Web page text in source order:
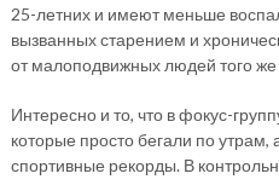
25-летних и имеют меньше
вызванных старением и
от малоподвижных людей того же
Интересно и то, что в фокус-
которые просто бегали по утрам,
спортивные рекорды. В